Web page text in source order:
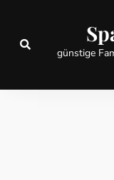
günstige